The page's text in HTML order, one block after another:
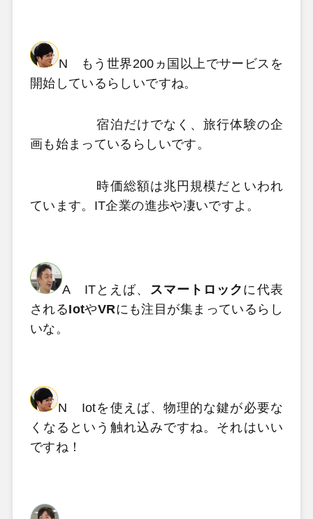
N もう世界200ヵ国以上でサービスを
開始しているらしいですね。
宿泊だけでなく、旅行体験の企
画も始まっているらしいです。
時価総額は兆円規模だといわれ
ています。IT企業の進歩や凄いですよ。
A ITとえば、 スマートロック に代表
されるIotやVRにも注目が集まっているらし
いな。
N Iotを使えば、物理的な鍵が必要な
くなるという触れ込みですね。それはいい
ですね！